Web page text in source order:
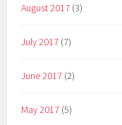
August 2017 (3)
July 2017 (7)
June 2017 (2)
May 2017 (5)